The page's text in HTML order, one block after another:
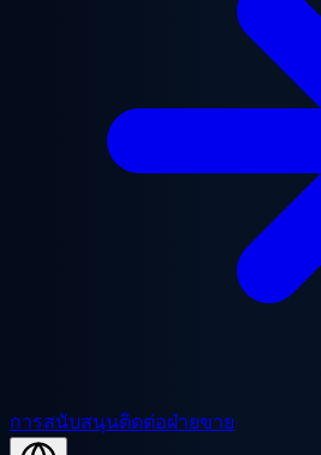
การสนับสนุนติดต่อฝ่ายขาย